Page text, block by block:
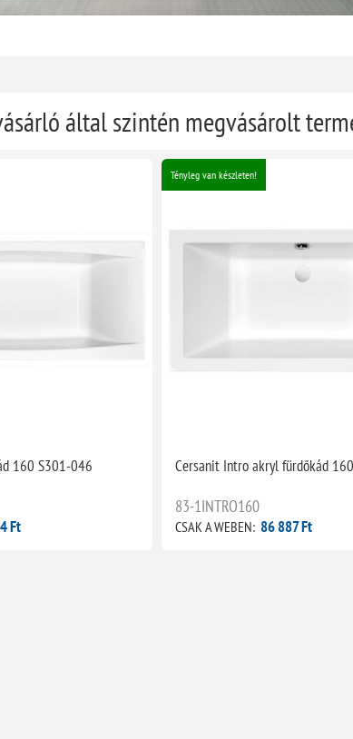
által szintén megvásárolt
160 S301-046
Ft
Tényleg van készleten!
Cersanit Intro akryl fürdőkád
83-1INTRO160
CSAK A WEBEN: 86 887 Ft